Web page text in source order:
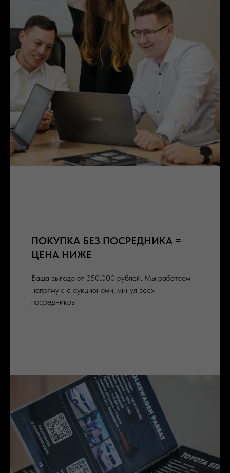
ПОКУПКА БЕЗ ПОСРЕДНИКА =
ЦЕНА НИЖЕ
Ваша выгода от 350.000 рублей. Мы работаем
напрямую с аукционами, минуя всех
посредников